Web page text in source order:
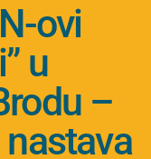
ovi
u
–